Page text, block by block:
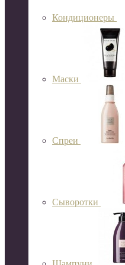
Кондиционеры
Маски
Спреи
Сыворотки